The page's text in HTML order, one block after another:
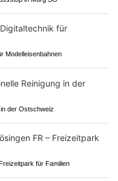
Modelleisenbahnen
der Ostschweiz
für Familien